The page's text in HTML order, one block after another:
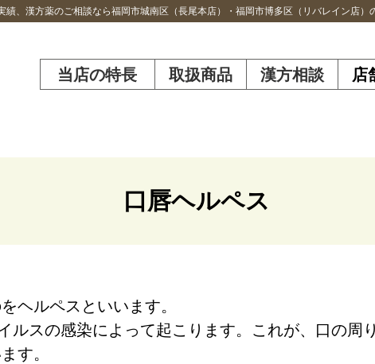
績、漢方薬のご相談なら福岡市城南区（長尾本店）・福岡市博多区（リバレイン店）
当店の特長 取扱商品 漢方相談 店
口唇ヘルペス
ヘルペス といいます。
ルスの感染によって起こります。これが、口の周
す。